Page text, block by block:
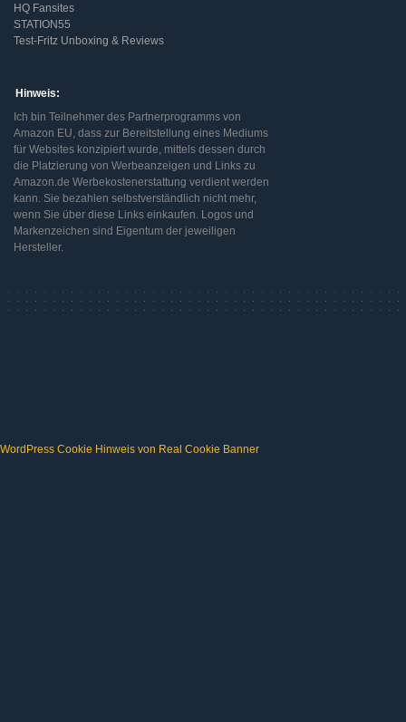
HQ Fansites
STATION55
Test-Fritz Unboxing & Reviews
Hinweis:
Ich bin Teilnehmer des Partnerprogramms von
Amazon EU, dass zur Bereitstellung eines Mediums
für Websites konzipiert wurde, mittels dessen durch
die Platzierung von Werbeanzeigen und Links zu
Amazon.de Werbekostenerstattung verdient werden
kann. Sie bezahlen selbstverständlich nicht mehr,
wenn Sie über diese Links einkaufen. Logos und
Markenzeichen sind Eigentum der jeweiligen
Hersteller.
WordPress Cookie Hinweis von Real Cookie Banner